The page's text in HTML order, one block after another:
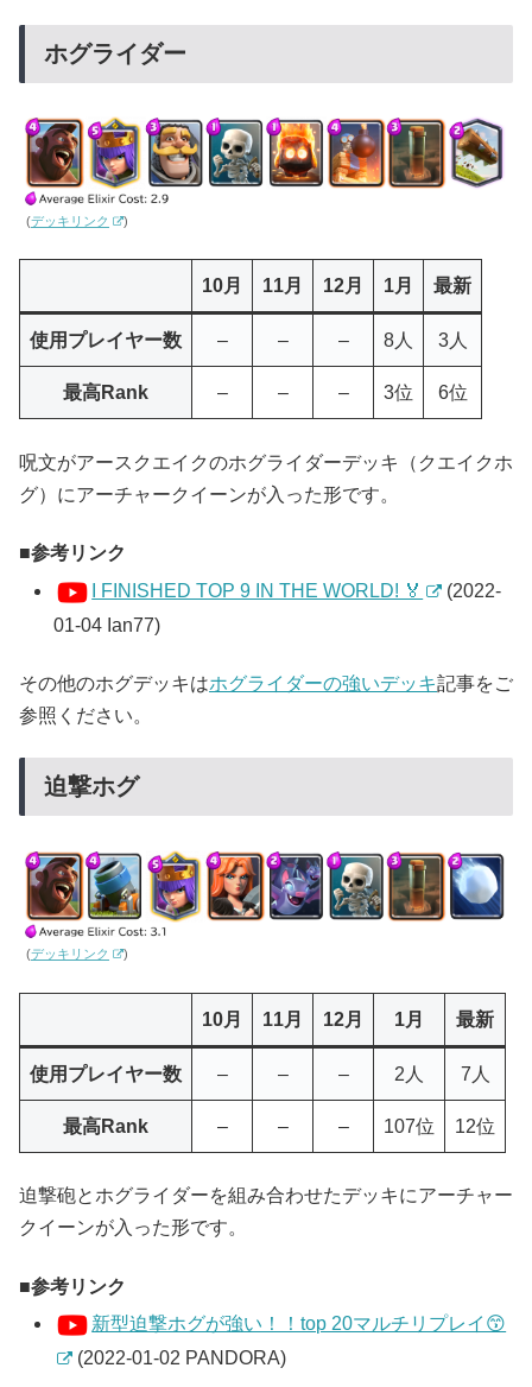
ホグライダー
(デッキリンク )
10月 11月 12月 1月 最新
使用プレイヤー数 – – – 8人 3人
最高Rank – – – 3位 6位
呪文がアースクエイクのホグライダーデッキ（クエイクホ
グ）にアーチャークイーンが入った形です。
参考リンク
I FINISHED TOP 9 IN THE WORLD! 🏅
(2022-
01-04 Ian77)
その他のホグデッキはホグライダーの強いデッキ記事をご
参照ください。
迫撃ホグ
(デッキリンク )
10月 11月 12月 1月 最新
使用プレイヤー数 – – – 2人 7人
最高Rank – – – 107位 12位
迫撃砲とホグライダーを組み合わせたデッキにアーチャー
クイーンが入った形です。
参考リンク
新型迫撃ホグが強い！！top 20マルチリプレイ😙
(2022-01-02 PANDORA)